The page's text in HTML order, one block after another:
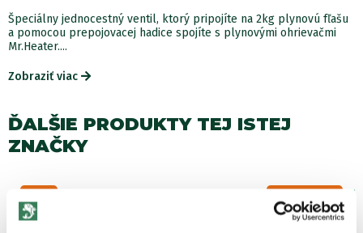
Špeciálny jednocestný ventil, ktorý pripojíte na 2kg plynovú fľašu
a pomocou prepojovacej hadice spojíte s plynovými ohrievačmi
Mr.Heater....
Zobraziť viac
ĎALŠIE PRODUKTY TEJ ISTEJ
ZNAČKY